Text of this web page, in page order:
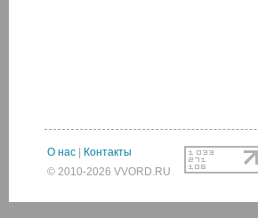
О нас
Контакты
© 2010-2026 VVORD.RU